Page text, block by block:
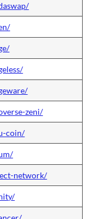
zeni/
coin/
network/